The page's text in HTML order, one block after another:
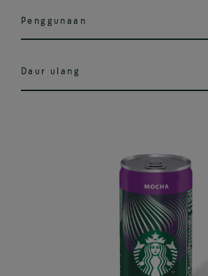
Penggunaan
Daur ulang